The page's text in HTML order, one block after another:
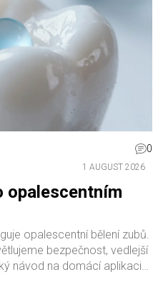
0
1 AUGUST 2026
opalescentním
opalescentní bělení zubů.
bezpečnost, vedlejší
návod na domácí aplikaci